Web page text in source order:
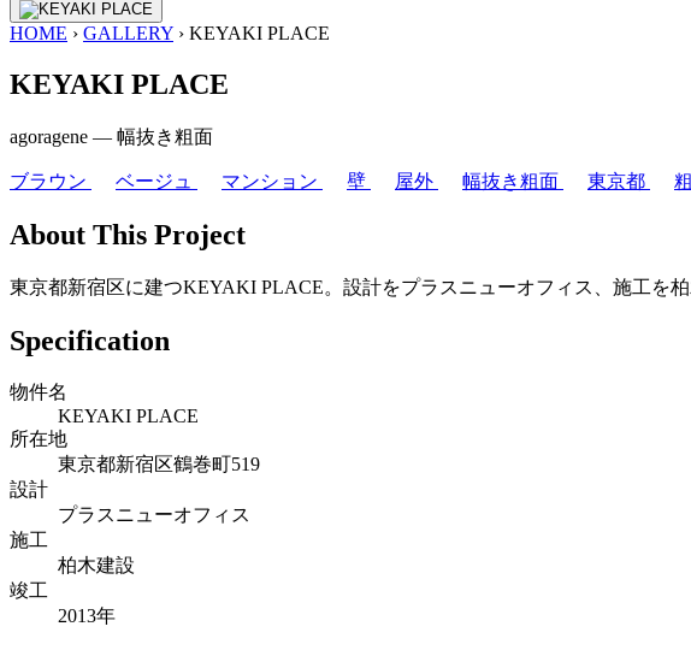
HOME › GALLERY › KEYAKI PLACE
KEYAKI PLACE
agoragene ― 幅抜き粗面
ブラウン ベージュ マンション 壁 屋外 幅抜き粗面 東京都
About This Project
東京都新宿区に建つKEYAKI PLACE。設計をプラスニューオフィス、施工を柏
Specification
物件名
KEYAKI PLACE
所在地
東京都新宿区鶴巻町519
設計
プラスニューオフィス
施工
柏木建設
竣工
2013年